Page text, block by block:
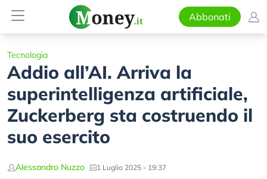
Abbonati
Tecnologia
Addio all’AI. Arriva la
superintelligenza artificiale,
Zuckerberg sta costruendo il
suo esercito
Alessandro Nuzzo 1 Luglio 2025 - 19:37